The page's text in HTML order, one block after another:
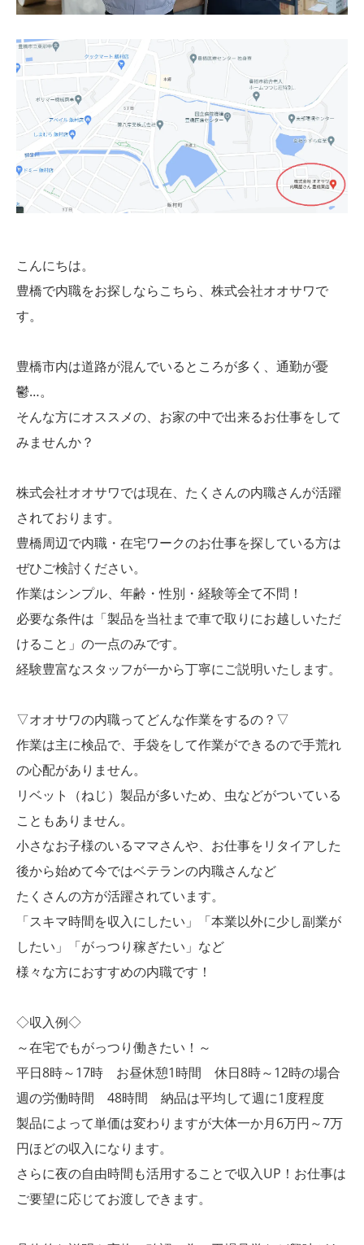
こんにちは。
豊橋で内職をお探しならこちら、株式会社オオサワで
す。
豊橋市内は道路が混んでいるところが多く、通勤が憂
鬱…。
そんな方にオススメの、お家の中で出来るお仕事をして
みませんか？
株式会社オオサワでは現在、たくさんの内職さんが活躍
されております。
豊橋周辺で内職・在宅ワークのお仕事を探している方は
ぜひご検討ください。
作業はシンプル、年齢・性別・経験等全て不問！
必要な条件は「製品を当社まで車で取りにお越しいただ
けること」の一点のみです。
経験豊富なスタッフが一から丁寧にご説明いたします。
▽オオサワの内職ってどんな作業をするの？▽
作業は主に検品で、手袋をして作業ができるので手荒れ
の心配がありません。
リベット（ねじ）製品が多いため、虫などがついている
こともありません。
小さなお子様のいるママさんや、お仕事をリタイアした
後から始めて今ではベテランの内職さんなど
たくさんの方が活躍されています。
「スキマ時間を収入にしたい」「本業以外に少し副業が
したい」「がっつり稼ぎたい」など
様々な方におすすめの内職です！
◇収入例◇
～在宅でもがっつり働きたい！～
平日8時～17時 お昼休憩1時間 休日8時～12時の場合
週の労働時間 48時間 納品は平均して週に1度程度
製品によって単価は変わりますが大体一か月6万円～7万
円ほどの収入になります。
さらに夜の自由時間も活用することで収入UP！お仕事は
ご要望に応じてお渡しできます。